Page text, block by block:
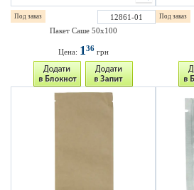
Под заказ
12861-01
Пакет Саше 50х100
Цена: 136грн
Под заказ